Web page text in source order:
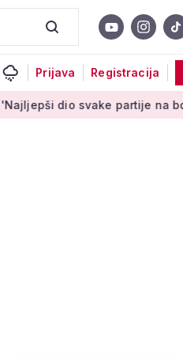
Prijava Registracija
partije na boćalištu ipak